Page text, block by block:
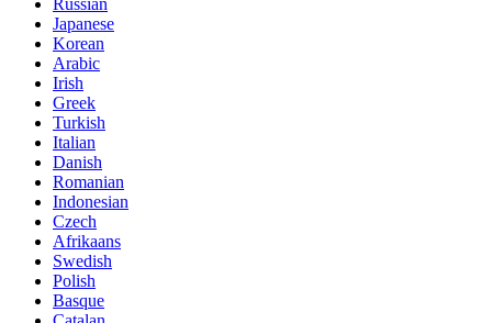
Russian
Japanese
Korean
Arabic
Irish
Greek
Turkish
Italian
Danish
Romanian
Indonesian
Czech
Afrikaans
Swedish
Polish
Basque